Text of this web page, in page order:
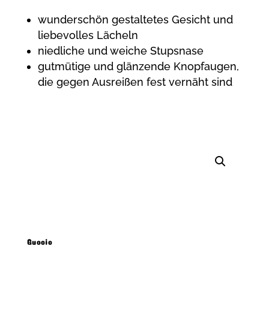
wunderschön gestaltetes Gesicht und
liebevolles Lächeln
niedliche und weiche Stupsnase
gutmütige und glänzende Knopfaugen,
die gegen Ausreißen fest vernäht sind
Guccio